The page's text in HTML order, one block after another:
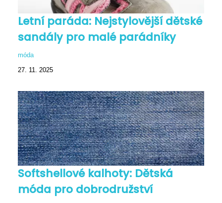
Letní paráda: Nejstylovější dětské
sandály pro malé parádníky
móda
27. 11. 2025
Softshellové kalhoty: Dětská
móda pro dobrodružství